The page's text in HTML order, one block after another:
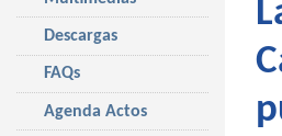
Descargas
FAQs
Agenda Actos